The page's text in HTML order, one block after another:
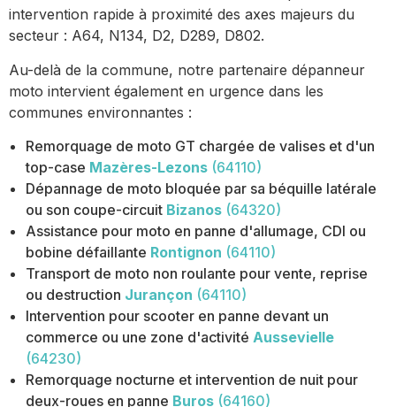
intervention rapide à proximité des axes majeurs du
secteur : A64, N134, D2, D289, D802.
Au-delà de la commune, notre partenaire dépanneur
moto intervient également en urgence dans les
communes environnantes :
Remorquage de moto GT chargée de valises et d'un
top-case Mazères-Lezons (64110)
Dépannage de moto bloquée par sa béquille latérale
ou son coupe-circuit Bizanos (64320)
Assistance pour moto en panne d'allumage, CDI ou
bobine défaillante Rontignon (64110)
Transport de moto non roulante pour vente, reprise
ou destruction Jurançon (64110)
Intervention pour scooter en panne devant un
commerce ou une zone d'activité Aussevielle
(64230)
Remorquage nocturne et intervention de nuit pour
deux-roues en panne Buros (64160)